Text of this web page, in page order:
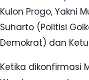
Kulon Progo, Yakni
Suharto (Politisi
Demokrat) dan
Ketika dikonfirmasi